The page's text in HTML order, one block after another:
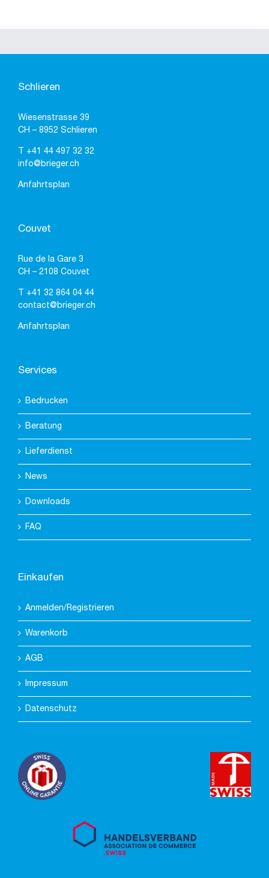
Schlieren
Wiesenstrasse 39
CH – 8952 Schlieren
+41 44 497 32 32
info@brieger.ch
Anfahrtsplan
Couvet
Rue de la Gare 3
CH – 2108 Couvet
+41 32 864 04 44
contact@brieger.ch
Anfahrtsplan
Services
Bedrucken
Beratung
Lieferdienst
News
Downloads
FAQ
Einkaufen
Anmelden/Registrieren
Warenkorb
AGB
Impressum
Datenschutz